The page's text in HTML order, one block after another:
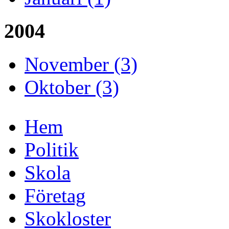
2004
November (3)
Oktober (3)
Hem
Politik
Skola
Företag
Skokloster